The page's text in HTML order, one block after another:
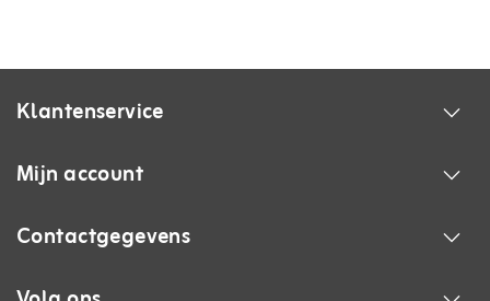
Klantenservice
Mijn account
Contactgegevens